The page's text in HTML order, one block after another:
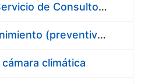
Contratación del Servicio de Consultoría para la Definición de la Arquitectura Empresarial de la FNMT-RCM
Servicio de Mantenimiento (preventivo, correctivo y legal) de los Aparatos Elevadores de la Fábrica Nacional de Moneda y Timbre-Real Casa de la Moneda, en Madrid.
climática